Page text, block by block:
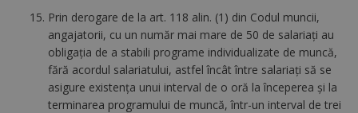
Prin derogare de la art. 118 alin. (1) din Codul muncii,
angajatorii, cu un număr mai mare de 50 de salariaţi au
obligaţia de a stabili programe individualizate de muncă,
fără acordul salariatului, astfel încât între salariaţi să se
asigure existenţa unui interval de o oră la începerea şi la
terminarea programului de muncă, într-un interval de trei